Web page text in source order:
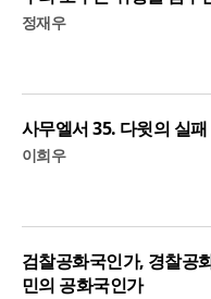
정재우
사무엘서 35. 다윗의 실패
이희우
검찰공화국인가, 경찰공
민의 공화국인가